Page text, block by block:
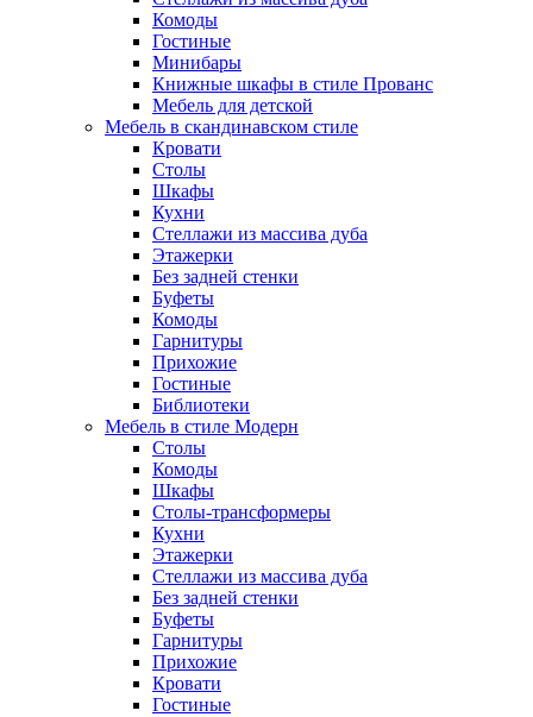
Комоды
Гостиные
Минибары
Книжные шкафы в стиле Прованс
Мебель для детской
Мебель в скандинавском стиле
Кровати
Столы
Шкафы
Кухни
Стеллажи из массива дуба
Этажерки
Без задней стенки
Буфеты
Комоды
Гарнитуры
Прихожие
Гостиные
Библиотеки
Мебель в стиле Модерн
Столы
Комоды
Шкафы
Столы-трансформеры
Кухни
Этажерки
Стеллажи из массива дуба
Без задней стенки
Буфеты
Гарнитуры
Прихожие
Кровати
Гостиные